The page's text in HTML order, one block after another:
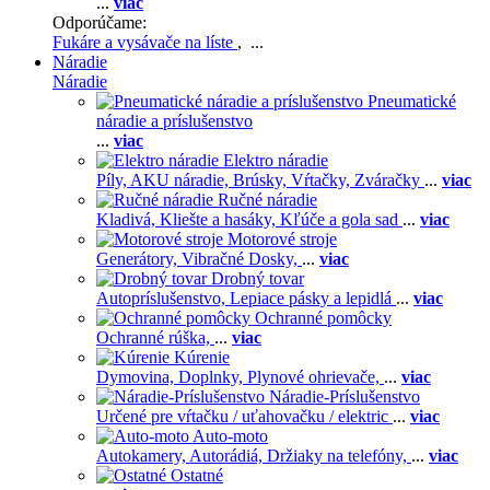
Odporúčame:
Fukáre a vysávače na líste , ...
Náradie
Náradie
Pneumatické
náradie a príslušenstvo
... viac
Elektro náradie
Píly, AKU náradie, Brúsky, Vŕtačky, Zváračky ... viac
Ručné náradie
Kladivá, Kliešte a hasáky, Kľúče a gola sad ... viac
Motorové stroje
Generátory, Vibračné Dosky, ... viac
Drobný tovar
Autopríslušenstvo, Lepiace pásky a lepidlá ... viac
Ochranné pomôcky
Ochranné rúška, ... viac
Kúrenie
Dymovina, Doplnky, Plynové ohrievače, ... viac
Náradie-Príslušenstvo
Určené pre vŕtačku / uťahovačku / elektric ... viac
Auto-moto
Autokamery, Autorádiá, Držiaky na telefóny, ... viac
Ostatné